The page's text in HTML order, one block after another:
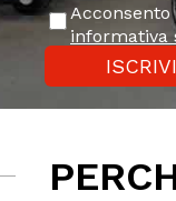
Acconsento
informativa